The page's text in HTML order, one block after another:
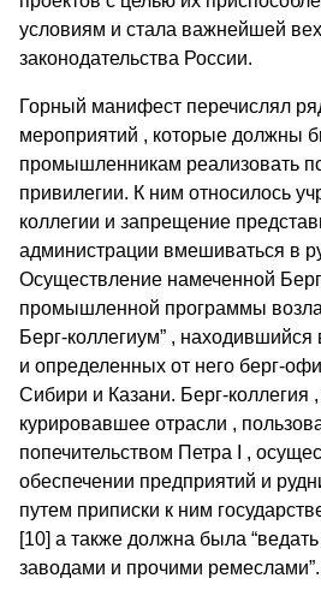
условиям и стала важнейшей
законодательства России.
Горный манифест перечислял
мероприятий , которые должны
промышленникам реализовать
привилегии. К ним относилось
коллегии и запрещение
администрации вмешиваться в
Осуществление намеченной
промышленной программы
Берг-коллегиум” , находившийся
и определенных от него берг-
Сибири и Казани. Берг-коллегия
курировавшее отрасли ,
попечительством Петра I ,
обеспечении предприятий и
путем приписки к ним
[10] а также должна была
заводами и прочими